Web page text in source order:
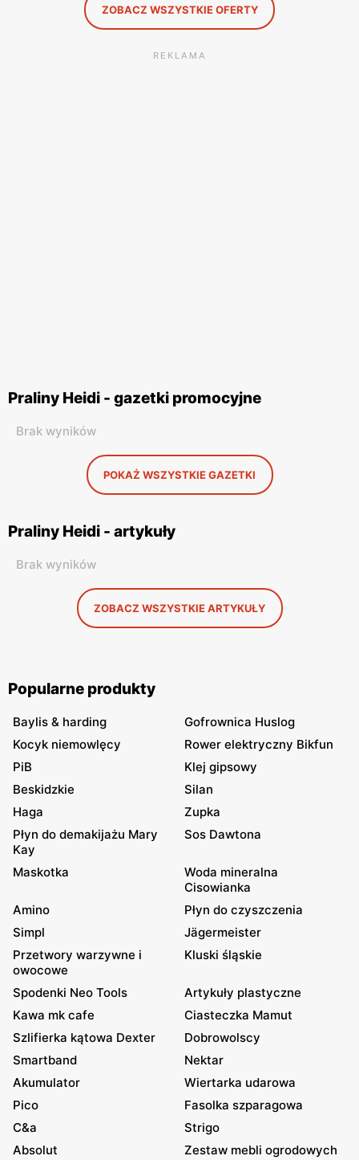
ZOBACZ WSZYSTKIE OFERTY
REKLAMA
Praliny Heidi - gazetki promocyjne
Brak wyników
POKAŻ WSZYSTKIE GAZETKI
Praliny Heidi - artykuły
Brak wyników
ZOBACZ WSZYSTKIE ARTYKUŁY
Popularne produkty
Baylis & harding
Gofrownica Huslog
Kocyk niemowlęcy
Rower elektryczny Bikfun
PiB
Klej gipsowy
Beskidzkie
Silan
Haga
Zupka
Płyn do demakijażu Mary
Kay
Sos Dawtona
Maskotka
Woda mineralna
Cisowianka
Amino
Płyn do czyszczenia
Simpl
Jägermeister
Przetwory warzywne i
owocowe
Kluski śląskie
Spodenki Neo Tools
Artykuły plastyczne
Kawa mk cafe
Ciasteczka Mamut
Szlifierka kątowa Dexter
Dobrowolscy
Smartband
Nektar
Akumulator
Wiertarka udarowa
Pico
Fasolka szparagowa
C&a
Strigo
Absolut
Zestaw mebli ogrodowych